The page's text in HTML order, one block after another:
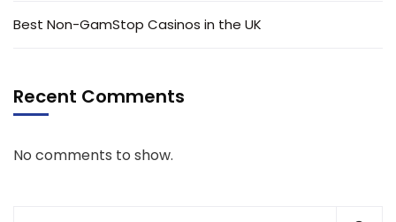
Best Non-GamStop Casinos in the UK
Recent Comments
No comments to show.